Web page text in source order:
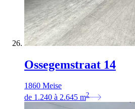
Ossegemstraat 14
1860 Meise
de 1.240 à 2.645 m2